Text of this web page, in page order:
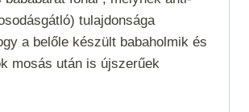
tulajdonsága
a belőle készült babaholmik és
mosás után is újszerűek